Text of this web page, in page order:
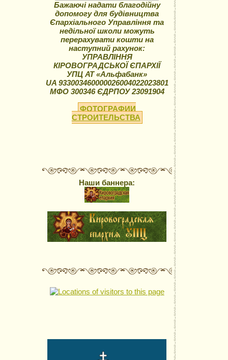
Бажаючі надати благодійну
допомогу для будівництва
Єпархіального Управління та
недільної школи можуть
перерахувати кошти на
наступний рахунок:
УПРАВЛІННЯ
КІРОВОГРАДСЬКОЇ ЄПАРХІЇ
УПЦ АТ «Альфабанк»
UA 933003460000026004022023801
МФО 300346 ЄДРПОУ 23091904
ФОТОГРАФИИ
СТРОИТЕЛЬСТВА
Наши баннера: